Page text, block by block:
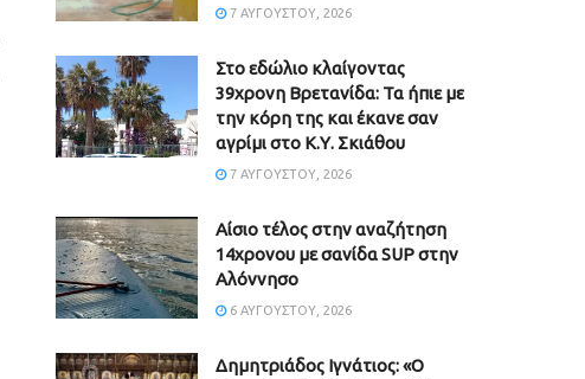
7 ΑΥΓΟΎΣΤΟΥ, 2026
Στο εδώλιο κλαίγοντας
39χρονη Βρετανίδα: Τα ήπιε με
την κόρη της και έκανε σαν
αγρίμι στο Κ.Υ. Σκιάθου
7 ΑΥΓΟΎΣΤΟΥ, 2026
Αίσιο τέλος στην αναζήτηση
14χρονου με σανίδα SUP στην
Αλόννησο
6 ΑΥΓΟΎΣΤΟΥ, 2026
Δημητριάδος Ιγνάτιος: «Ο